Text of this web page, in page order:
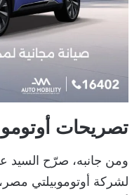
تصريحات
ومن جانبه، صرّح السيد
لشركة أوتوموبيلتي